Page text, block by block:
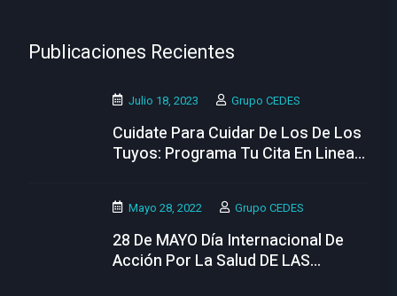
Publicaciones Recientes
Julio 18, 2023 Grupo CEDES
Cuidate Para Cuidar De Los De Los
Tuyos: Programa Tu Cita En Linea
Mayo 28, 2022 Grupo CEDES
28 De MAYO Día Internacional De
Acción Por La Salud DE LAS